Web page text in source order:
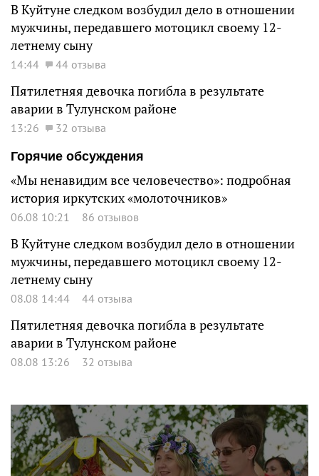
В Куйтуне следком возбудил дело в отношении
мужчины, передавшего мотоцикл своему 12-
летнему сыну
14:44 44 отзыва
Пятилетняя девочка погибла в результате
аварии в Тулунском районе
13:26
32 отзыва
Горячие обсуждения
«Мы ненавидим все человечество»: подробная
история иркутских «молоточников»
06.08 10:21 86 отзывов
В Куйтуне следком возбудил дело в отношении
мужчины, передавшего мотоцикл своему 12-
летнему сыну
08.08 14:44 44 отзыва
Пятилетняя девочка погибла в результате
аварии в Тулунском районе
08.08 13:26 32 отзыва